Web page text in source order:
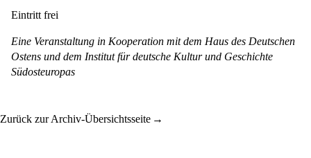
Eintritt frei
Eine Veranstaltung in Kooperation mit dem Haus des Deutschen
Ostens und dem Institut für deutsche Kultur und Geschichte
Südosteuropas
Zurück zur Archiv-Übersichtsseite